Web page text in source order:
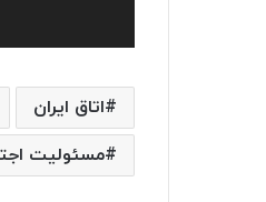
اتاق ایران
مسئولیت